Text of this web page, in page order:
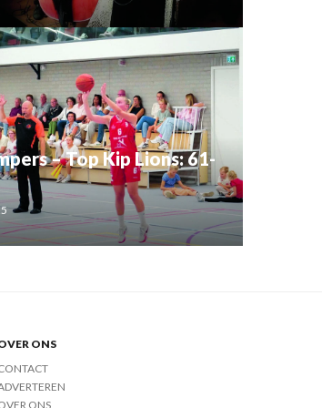
– Top Kip Lions: 61-
ONS
ONS